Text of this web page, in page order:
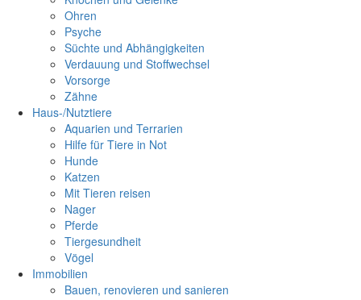
Ohren
Psyche
Süchte und Abhängigkeiten
Verdauung und Stoffwechsel
Vorsorge
Zähne
Haus-/Nutztiere
Aquarien und Terrarien
Hilfe für Tiere in Not
Hunde
Katzen
Mit Tieren reisen
Nager
Pferde
Tiergesundheit
Vögel
Immobilien
Bauen, renovieren und sanieren